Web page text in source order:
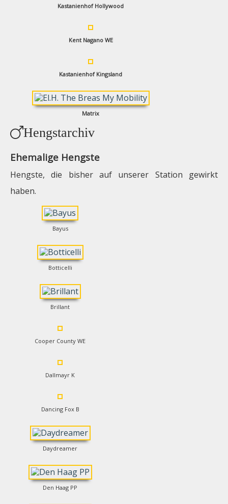
Kastanienhof Hollywood
Kent Nagano WE
Kastanienhof Kingsland
Matrix
Hengstarchiv
Ehemalige Hengste
Hengste, die bisher auf unserer Station gewirkt
haben.
Bayus
Botticelli
Brillant
Cooper County WE
Dallmayr K
Dancing Fox B
Daydreamer
Den Haag PP